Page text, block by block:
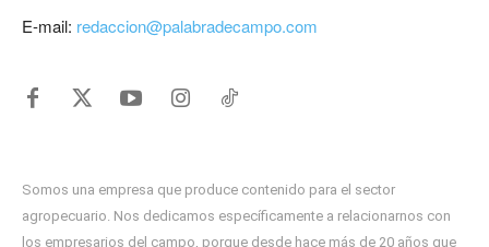
E-mail: redaccion@palabradecampo.com
Somos una empresa que produce contenido para el sector
agropecuario. Nos dedicamos específicamente a relacionarnos con
los empresarios del campo, porque desde hace más de 20 años que